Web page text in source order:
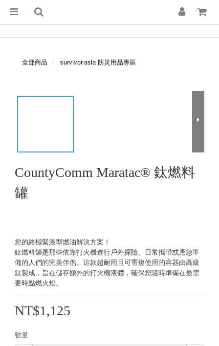
全部商品 survivor-asia 防災用品專區
CountyComm Maratac® 鈦燃料
罐
您的終極緊湊型燃油解決方案！
鈦燃料罐是那些依靠打火機進行戶外探險、日常攜帶或應急準
備的人們的完美伴侶。這款超耐用且可重複使用的容器由高級
鈦製成，旨在儲存額外的打火機液體，確保您隨時準備在最需
要時點燃火焰。
NT$1,125
數量